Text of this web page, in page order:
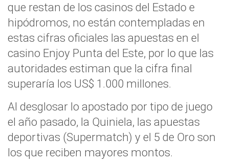
que restan de los casinos del Estado e
hipódromos, no están contempladas en
estas cifras oficiales las apuestas en el
casino Enjoy Punta del Este, por lo que las
autoridades estiman que la cifra final
superaría los US$ 1.000 millones.
Al desglosar lo apostado por tipo de juego
el año pasado, la Quiniela, las apuestas
deportivas (Supermatch) y el 5 de Oro son
los que reciben mayores montos.